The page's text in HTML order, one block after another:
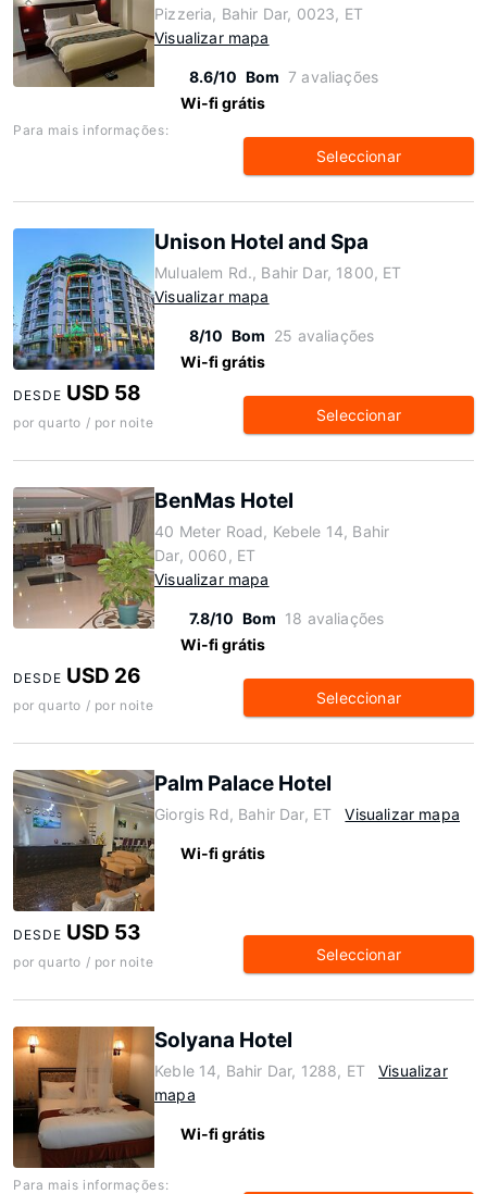
Pizzeria, Bahir Dar, 0023, ET
Visualizar mapa
8.6/10 Bom 7 avaliações
Wi-fi grátis
Para mais informações:
Seleccionar
Unison Hotel and Spa
Mulualem Rd., Bahir Dar, 1800, ET
Visualizar mapa
8/10 Bom 25 avaliações
Wi-fi grátis
DESDE USD 58
por quarto / por noite Seleccionar
BenMas Hotel
40 Meter Road, Kebele 14, Bahir
Dar, 0060, ET
Visualizar mapa
7.8/10 Bom 18 avaliações
Wi-fi grátis
DESDE USD 26
por quarto / por noite Seleccionar
Palm Palace Hotel
Giorgis Rd, Bahir Dar, ET Visualizar mapa
Wi-fi grátis
DESDE USD 53
por quarto / por noite Seleccionar
Solyana Hotel
Keble 14, Bahir Dar, 1288, ET
Visualizar
mapa
Wi-fi grátis
Para mais informações: